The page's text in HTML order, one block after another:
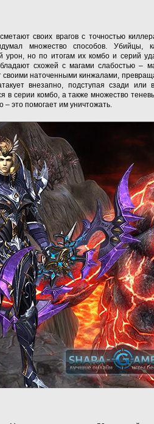
своих врагов с точностью
множество способов. Убийцы,
но по итогам их комбо и серий
схожей с магами слабостью –
своими наточенными кинжалами,
внезапно, подступая сзади или
серии комбо, а также множество
– это помогает им уничтожать.